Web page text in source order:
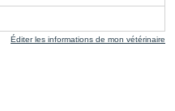
Éditer les informations de mon vétérinaire